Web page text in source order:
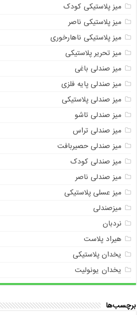
میز پلاستیکی کودک
میز پلاستیکی ناصر
میز پلاستیکی ناهارخوری
میز تحریر پلاستیکی
میز صندلی باغی
میز صندلی پایه فلزی
میز صندلی پلاستیکی
میز صندلی تاشو
میز صندلی تراس
میز صندلی حصیربافت
میز صندلی کودک
میز صندلی ناصر
میز عسلی پلاستیکی
میزصندلی
نردبان
هیراد پلاست
یخدان پلاستیکی
یخدان یونولیت
برچسب‌ها